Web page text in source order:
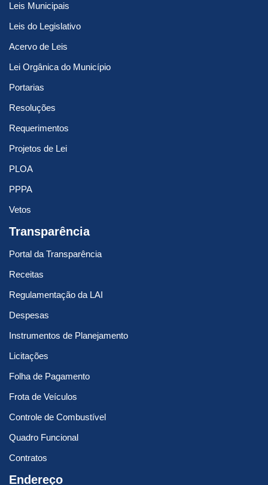
Leis Municipais
Leis do Legislativo
Acervo de Leis
Lei Orgânica do Município
Portarias
Resoluções
Requerimentos
Projetos de Lei
PLOA
PPPA
Vetos
Transparência
Portal da Transparência
Receitas
Regulamentação da LAI
Despesas
Instrumentos de Planejamento
Licitações
Folha de Pagamento
Frota de Veículos
Controle de Combustível
Quadro Funcional
Contratos
Endereço